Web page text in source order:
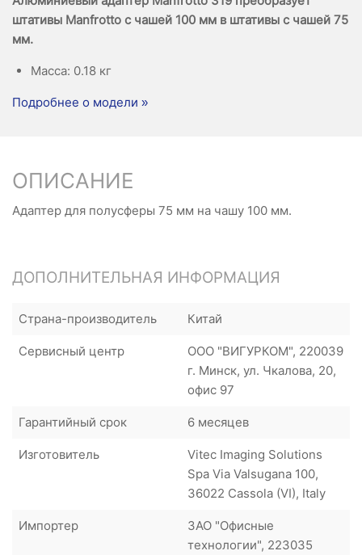
штативы Manfrotto с чашей 100 мм в штативы с чашей 75
мм.
Масса: 0.18 кг
Подробнее о модели »
ОПИСАНИЕ
Адаптер для полусферы 75 мм на чашу 100 мм.
ДОПОЛНИТЕЛЬНАЯ ИНФОРМАЦИЯ
Страна-производитель Китай
Сервисный центр
ООО "ВИГУРКОМ", 220039
г. Минск, ул. Чкалова, 20,
офис 97
Гарантийный срок 6 месяцев
Изготовитель
Vitec Imaging Solutions
Spa Via Valsugana 100,
36022 Cassola (VI), Italy
Импортер
ЗАО "Офисные
технологии", 223035